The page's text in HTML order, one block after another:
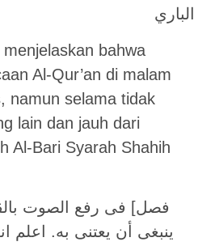
الباري
bahwa
Al-Qur’an di malam
namun selama tidak
lain dan jauh dari
Al-Bari Syarah Shahih
فصل] فى رفع الصوت
ينبغى أن يعتنى به. اعلم